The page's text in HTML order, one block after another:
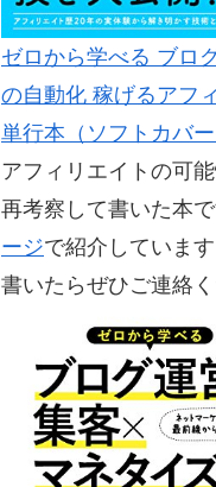
ゼロから学べる ブロ
の自動化 稼げるアフ
単行本（ソフトカバ
アフィリエイトの可
再考察して書いた本
ージで紹介していま
書いたらぜひご連絡く